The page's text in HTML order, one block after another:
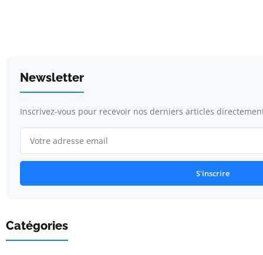
Newsletter
Inscrivez-vous pour recevoir nos derniers articles
S'inscrire
Catégories